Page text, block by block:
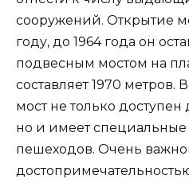
сооружений. Открытие
году, до 1964 года он
подвесным мостом на
составляет 1970 метров.
мост не только
но и имеет
пешеходов. Очень